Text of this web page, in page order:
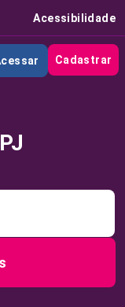
Acessibilidade
Cadastrar